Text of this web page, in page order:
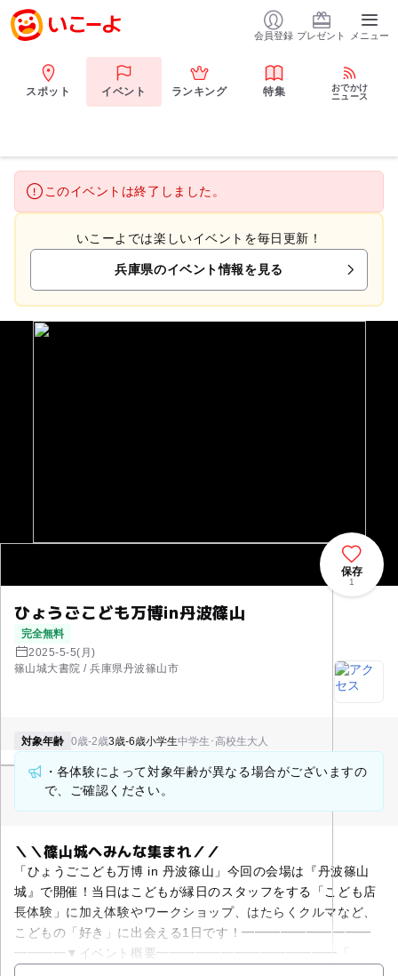
会員登録 プレゼント メニュー
スポット イベント ランキング 特集
おでかけ
ニュース
このイベントは終了しました。
いこーよでは楽しいイベントを毎日更新！
兵庫県のイベント情報を見る
ひょうごこども万博in丹波篠山
完全無料
2025-5-5(月)
篠山城大書院 / 兵庫県丹波篠山市
保存
1
対象年齢 0歳-2歳3歳-6歳小学生中学生･高校生大人
・各体験によって対象年齢が異なる場合がございますの
で、ご確認ください。
＼＼篠山城へみんな集まれ／／
「ひょうごこども万博 in 丹波篠山」今回の会場は『丹波篠山
城』で開催！当日はこどもが縁日のスタッフをする「こども店
長体験」に加え体験やワークショップ、はたらくクルマなど、
こどもの「好き」に出会える1日です！━━━━━━━━━━
━━━━▼イベント概要━━━━━━━━━━━━━━「